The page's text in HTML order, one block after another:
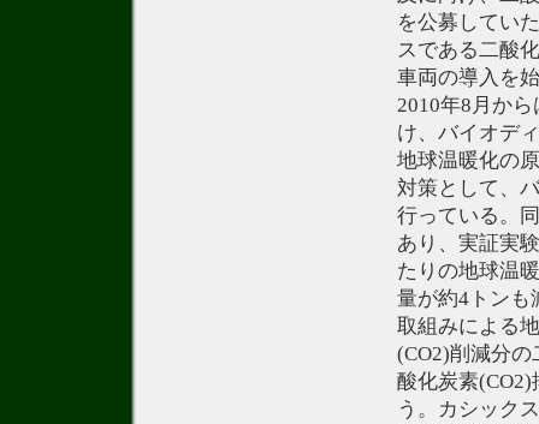
を公募してい
スである二酸
車両の導入を
2010年8月か
け、バイオデ
地球温暖化の
対策として、
行っている。
あり、実証実
たりの地球温
量が約4トンも
取組みによる
(CO2)削減分
酸化炭素
う。カシック